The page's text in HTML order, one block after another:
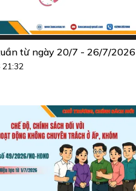
từ ngày 20/7 - 26/7/2026